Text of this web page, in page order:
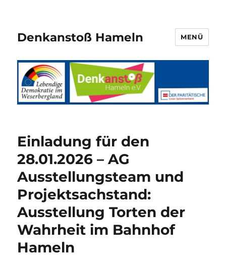
Denkanstoß Hameln MENÜ
Einladung für den
28.01.2026 – AG
Ausstellungsteam und
Projektsachstand:
Ausstellung Torten der
Wahrheit im Bahnhof
Hameln